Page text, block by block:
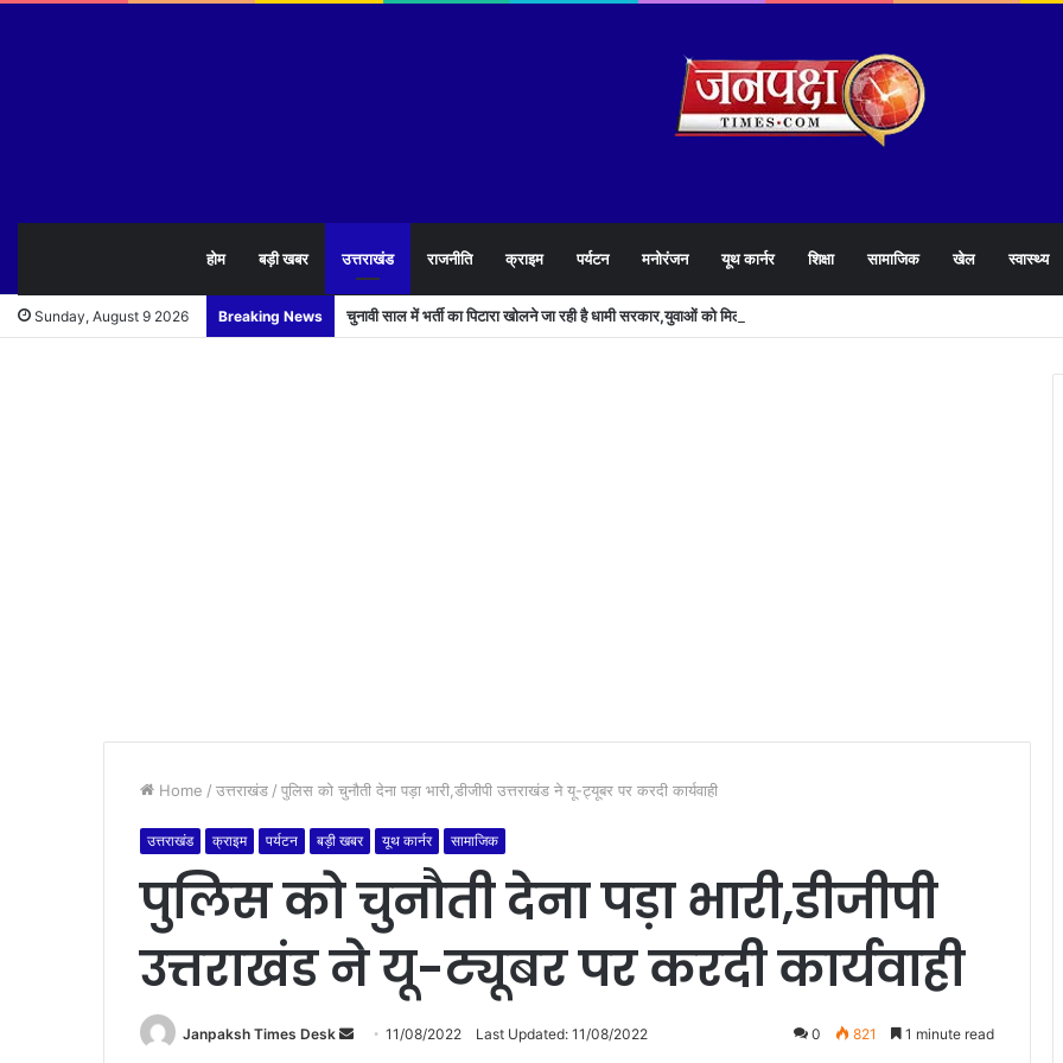
होम बड़ी खबर उत्तराखंड राजनीति क्राइम पर्यटन मनोरंजन यूथ कार्नर शिक्षा सामाजिक खेल स्वास्थ्य
Sunday, August 9 2026 Breaking News चुनावी साल में भर्ती का पिटारा खोलने जा रही है धामी सरकार,युवाओं को मिलेगी 34 हजार रिकॉर्ड भर्तियों की सौगात
Home / उत्तराखंड / पुलिस को चुनौती देना पड़ा भारी,डीजीपी उत्तराखंड ने यू-ट्यूबर पर करदी कार्यवाही
उत्तराखंड क्राइम पर्यटन बड़ी खबर यूथ कार्नर सामाजिक
पुलिस को चुनौती देना पड़ा भारी,डीजीपी
उत्तराखंड ने यू-ट्यूबर पर करदी कार्यवाही
Janpaksh Times Desk 11/08/2022 Last Updated: 11/08/2022 0 821 1 minute read